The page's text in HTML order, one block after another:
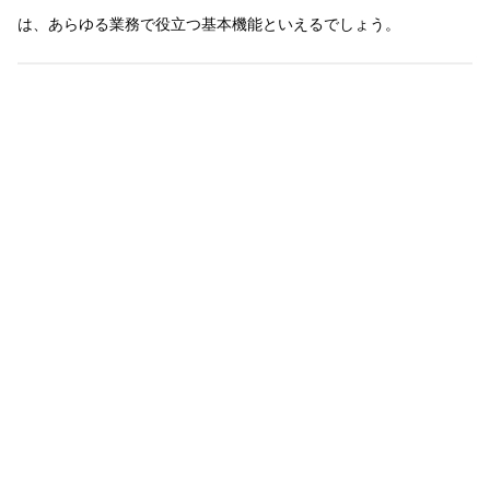
は、あらゆる業務で役立つ基本機能といえるでしょう。